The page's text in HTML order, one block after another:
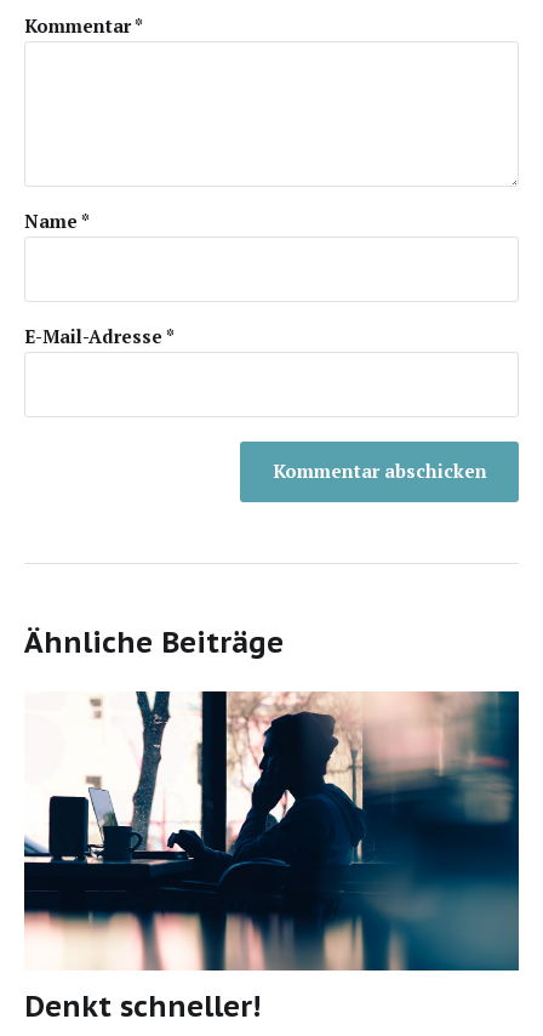
Kommentar*
Name *
E-Mail-Adresse *
Ähnliche Beiträge
Denkt schneller!